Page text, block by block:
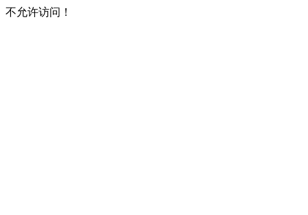
不允许访问！